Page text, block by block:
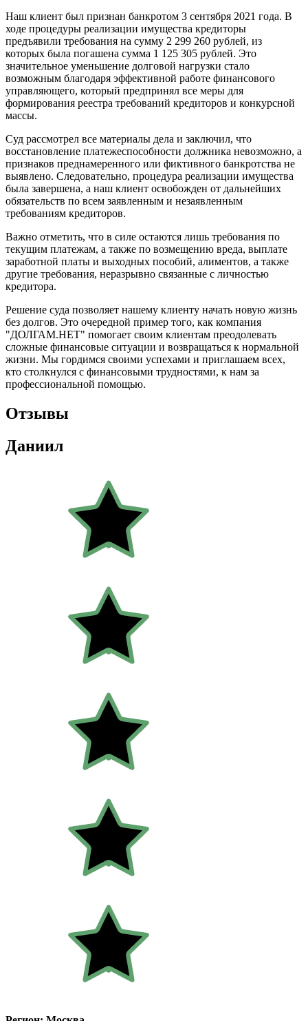
Наш клиент был признан банкротом 3 сентября 2021 года. В
ходе процедуры реализации имущества кредиторы
предъявили требования на сумму 2 299 260 рублей, из
которых была погашена сумма 1 125 305 рублей. Это
значительное уменьшение долговой нагрузки стало
возможным благодаря эффективной работе финансового
управляющего, который предпринял все меры для
формирования реестра требований кредиторов и конкурсной
массы.
Суд рассмотрел все материалы дела и заключил, что
восстановление платежеспособности должника невозможно, а
признаков преднамеренного или фиктивного банкротства не
выявлено. Следовательно, процедура реализации имущества
была завершена, а наш клиент освобожден от дальнейших
обязательств по всем заявленным и незаявленным
требованиям кредиторов.
Важно отметить, что в силе остаются лишь требования по
текущим платежам, а также по возмещению вреда, выплате
заработной платы и выходных пособий, алиментов, а также
другие требования, неразрывно связанные с личностью
кредитора.
Решение суда позволяет нашему клиенту начать новую жизнь
без долгов. Это очередной пример того, как компания
"ДОЛГАМ.НЕТ" помогает своим клиентам преодолевать
сложные финансовые ситуации и возвращаться к нормальной
жизни. Мы гордимся своими успехами и приглашаем всех,
кто столкнулся с финансовыми трудностями, к нам за
профессиональной помощью.
Отзывы
Даниил